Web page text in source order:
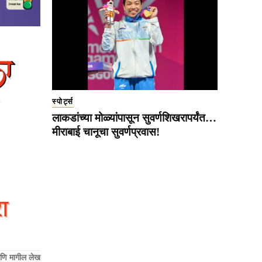
मागील लेख
स्पोर्ट्स
लाकडांच्या मोळ्यांपासून सुवर्णशिखरापर्यंत…
मीराबाई चानूचा सुवर्णप्रवास!